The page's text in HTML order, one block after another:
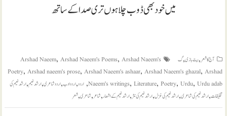
میں خود بھی ڈوب چلا ہوں تری صدا کے ساتھ
آج کا شعر,بیت بازی,گ Arshad Naeem, Arshad Naeem's Poems, Arshad Naeem's
Poetry, Arshad naeem's prose, Arshad Naeem's ashaar, Arshad Naeem's ghazal, Arshad
Naeem's writings, Literature, Poetry, Urdu, Urdu adab
,اردو,اردو ادب,اردو شاعری,ارشد نعیم,ارشد نعیم کی
تخلیقات,ارشد نعیم کی شاعری,ارشد نعیم کی غزل,ارشد نعیم کی نثر,ارشد نعیم کے اشعار,شاعر,شاعری,شعر